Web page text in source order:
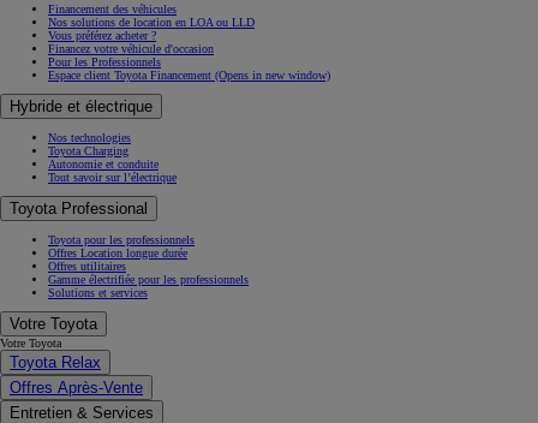
Financement des véhicules
Nos solutions de location en LOA ou LLD
Vous préférez acheter ?
Financez votre véhicule d'occasion
Pour les Professionnels
Espace client Toyota Financement (Opens in new window)
Hybride et électrique
Nos technologies
Toyota Charging
Autonomie et conduite
Tout savoir sur l’électrique
Toyota Professional
Toyota pour les professionnels
Offres Location longue durée
Offres utilitaires
Gamme électrifiée pour les professionnels
Solutions et services
Votre Toyota
Votre Toyota
Toyota Relax
Offres Après-Vente
Entretien & Services